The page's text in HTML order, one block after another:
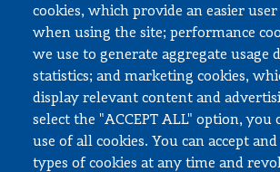
cookies, which provide an easier user
when using the site; performance
we use to generate aggregate usage
statistics; and marketing cookies,
display relevant content and
select the "ACCEPT ALL" option, you
use of all cookies. You can accept
types of cookies at any time and
Employee zone
USOS
APD
SAP PW
Social matters